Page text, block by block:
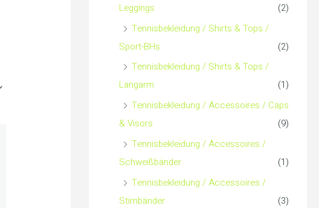
Leggings
(2)
Tennisbekleidung / Shirts & Tops /
Sport-BHs
(2)
Tennisbekleidung / Shirts & Tops /
Langarm
(1)
Tennisbekleidung / Accessoires / Caps
& Visors
(9)
Tennisbekleidung / Accessoires /
Schweißbänder
(1)
Tennisbekleidung / Accessoires /
Stirnbänder
(3)